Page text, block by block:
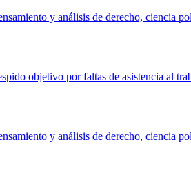
y análisis de derecho, ciencia
objetivo por faltas de asistencia al
y análisis de derecho, ciencia